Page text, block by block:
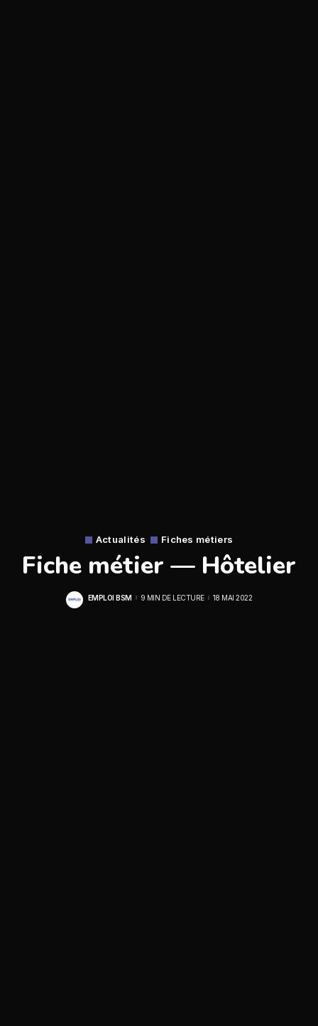
Actualités Fiches métiers
Fiche métier — Hôtelier
POSTED
EMPLOI BSM 9 MIN DE LECTURE 18 MAI 2022